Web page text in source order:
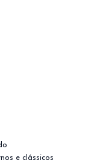
e clássicos